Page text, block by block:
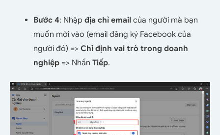
Bước 4: Nhập địa chỉ email của người mà bạn
muốn mời vào (email đăng ký Facebook của
người đó) => Chỉ định vai trò trong doanh
nghiệp => Nhấn Tiếp.